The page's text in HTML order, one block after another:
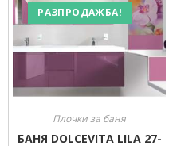
РАЗПРОДАЖБА!
Плочки за баня
БАНЯ DOLCEVITA LILA 27-